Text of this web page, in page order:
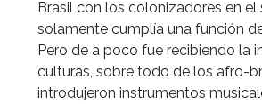
Brasil con los colonizadores en el
solamente cumplía una función
Pero de a poco fue recibiendo la
culturas, sobre todo de los afro-
introdujeron instrumentos